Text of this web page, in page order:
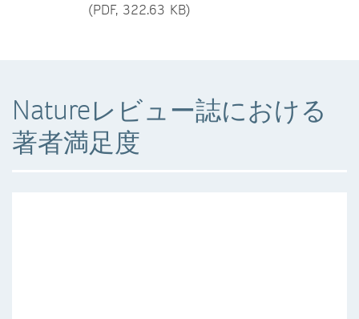
(PDF, 322.63 KB)
Natureレビュー誌における
著者満足度